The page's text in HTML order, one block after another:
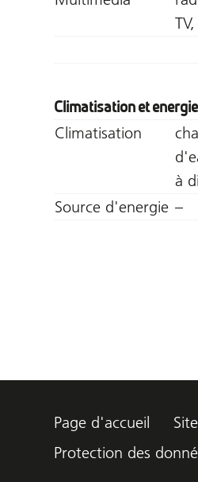
Climatisation et energie
Climatisation
à
Source d'energie –
Page d'accueil
Protection des